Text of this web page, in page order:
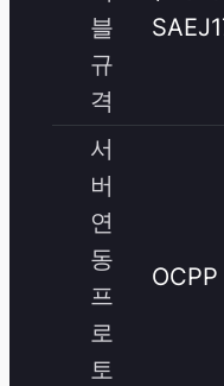
블
규
격
서
버
연
동
프
로
토
OCPP